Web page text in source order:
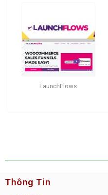
LaunchFlows
Thông Tin